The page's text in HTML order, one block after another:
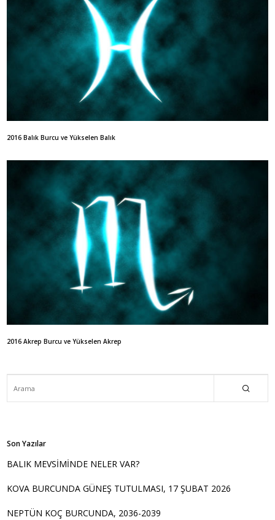
2016 Balık Burcu ve Yükselen Balık
2016 Akrep Burcu ve Yükselen Akrep
Son Yazılar
BALIK MEVSİMİNDE NELER VAR?
KOVA BURCUNDA GÜNEŞ TUTULMASI, 17 ŞUBAT 2026
NEPTÜN KOÇ BURCUNDA, 2036-2039